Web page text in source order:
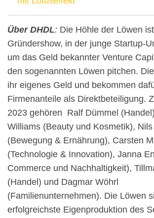
Über DHDL: Die Höhle der Löwen
Gründershow, in der junge Startup-
um das Geld bekannter Venture
den sogenannten Löwen pitchen.
ihr eigenes Geld und bekommen
Firmenanteile als Direktbeteiligung.
2023 gehören Ralf Dümmel
Williams (Beauty und Kosmetik),
(Bewegung & Ernährung), Carsten
(Technologie & Innovation), Janna
Commerce und Nachhaltigkeit),
(Handel) und Dagmar Wöhrl
(Familienunternehmen). Die Löwen
erfolgreichste Eigenproduktion des